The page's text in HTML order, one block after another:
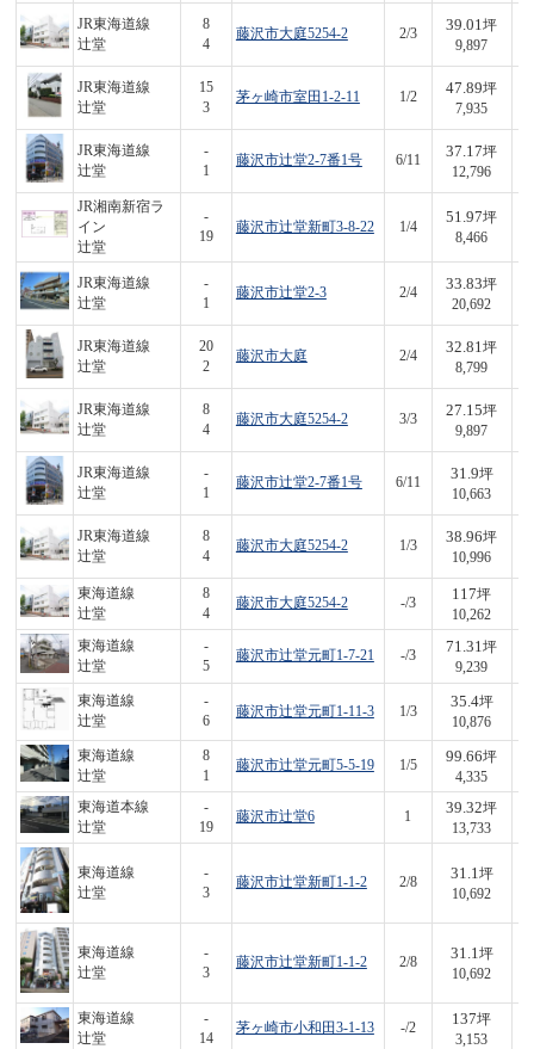
JR東海道線
辻堂
8
4
藤沢市大庭5254-2 2/3
39.01坪
9,897
JR東海道線
辻堂
15
3
茅ヶ崎市室田1-2-11 1/2
47.89坪
7,935
JR東海道線
辻堂
-
1
藤沢市辻堂2-7番1号 6/11
37.17坪
12,796
JR湘南新宿ラ
イン
辻堂
-
19
藤沢市辻堂新町3-8-22 1/4
51.97坪
8,466
JR東海道線
辻堂
-
1
藤沢市辻堂2-3 2/4
33.83坪
20,692
JR東海道線
辻堂
20
2
藤沢市大庭 2/4
32.81坪
8,799
JR東海道線
辻堂
8
4
藤沢市大庭5254-2 3/3
27.15坪
9,897
JR東海道線
辻堂
-
1
藤沢市辻堂2-7番1号 6/11
31.9坪
10,663
JR東海道線
辻堂
8
4
藤沢市大庭5254-2 1/3
38.96坪
10,996
東海道線
辻堂
8
4
藤沢市大庭5254-2 -/3
117坪
10,262
東海道線
辻堂
-
5
藤沢市辻堂元町1-7-21 -/3
71.31坪
9,239
東海道線
辻堂
-
6
藤沢市辻堂元町1-11-3 1/3
35.4坪
10,876
東海道線
辻堂
8
1
藤沢市辻堂元町5-5-19 1/5
99.66坪
4,335
東海道本線
辻堂
-
19
藤沢市辻堂6 1
39.32坪
13,733
東海道線
辻堂
-
3
藤沢市辻堂新町1-1-2 2/8
31.1 坪
10,692
東海道線
辻堂
-
3
藤沢市辻堂新町1-1-2 2/8
31.1 坪
10,692
東海道線
辻堂
-
14
茅ヶ崎市小和田3-1-13 -/2
137坪
3,153